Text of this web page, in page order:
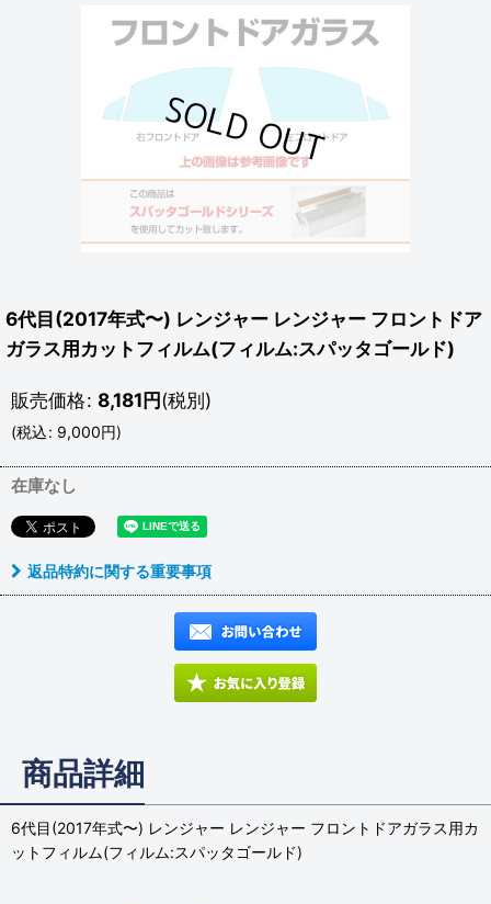
6代目(2017年式〜) レンジャー レンジャー フロントドア
ガラス用カットフィルム(フィルム:スパッタゴールド)
販売価格: 8,181円(税別)
(税込: 9,000円)
在庫なし
返品特約に関する重要事項
商品詳細
6代目(2017年式〜) レンジャー レンジャー フロントドアガラス用カ
ットフィルム(フィルム:スパッタゴールド)